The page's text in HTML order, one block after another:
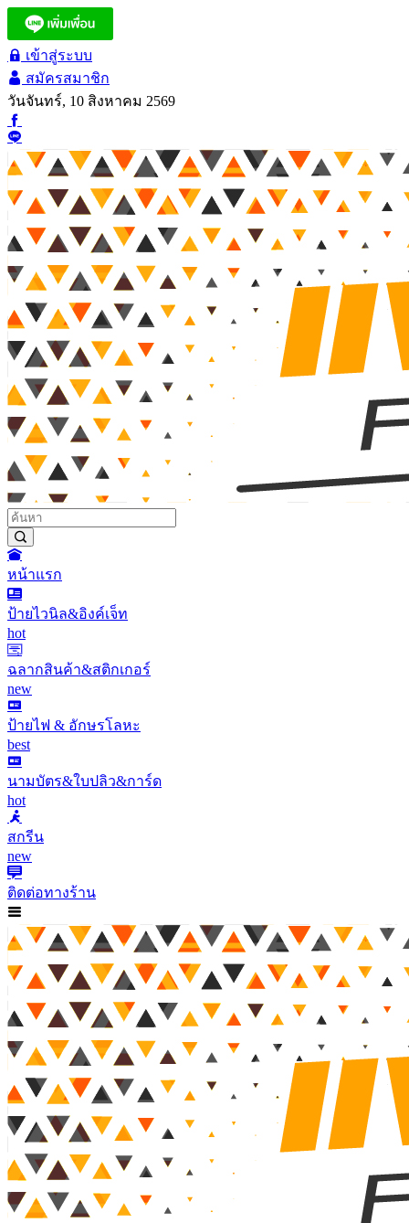
เข้าสู่ระบบ
สมัครสมาชิก
วันจันทร์, 10 สิงหาคม 2569
หน้าแรก
ป้ายไวนิล&อิงค์เจ็ท
hot
ฉลากสินค้า&สติกเกอร์
new
ป้ายไฟ & อักษรโลหะ
best
นามบัตร&ใบปลิว&การ์ด
hot
สกรีน
new
ติดต่อทางร้าน